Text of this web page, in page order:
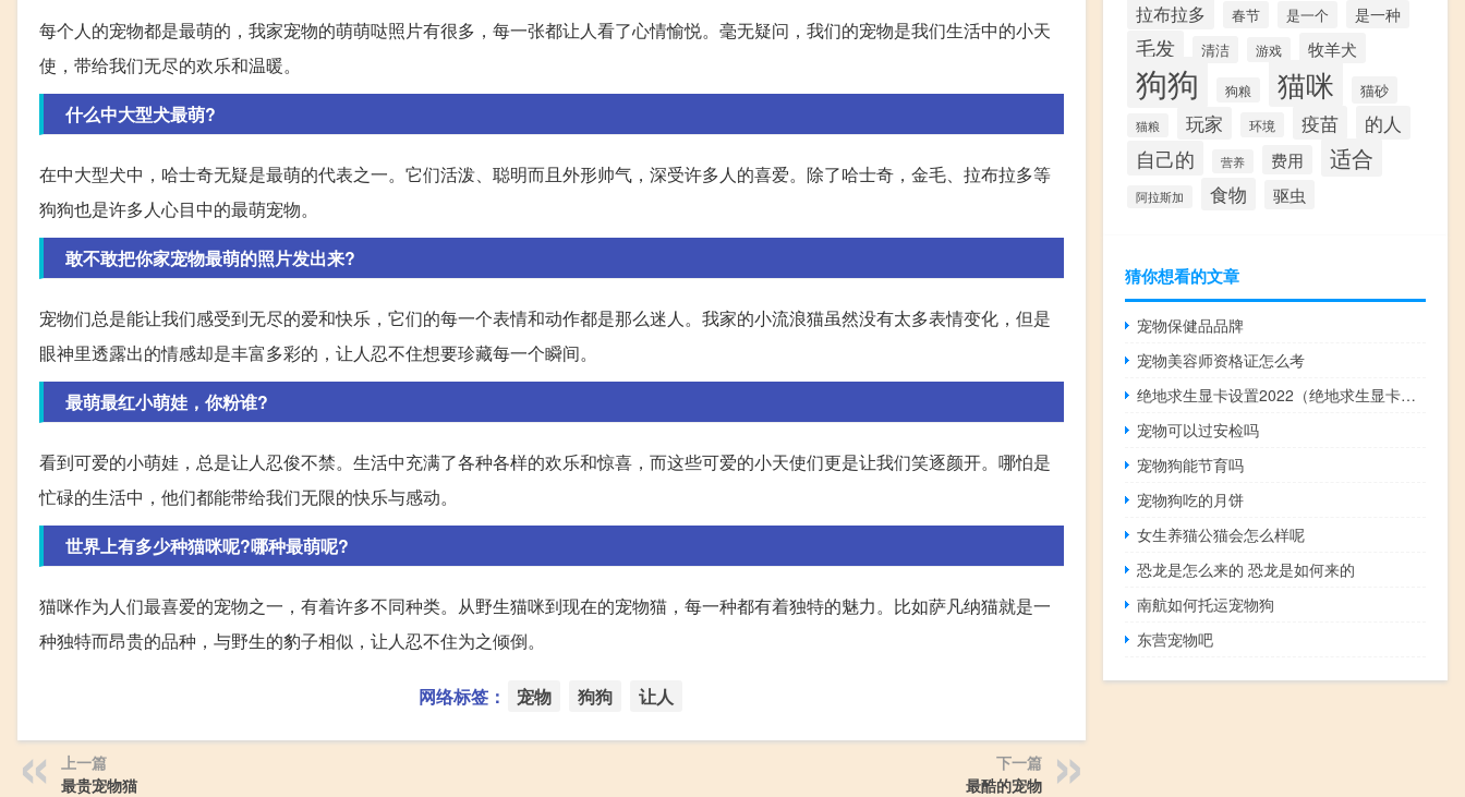
每个人的宠物都是最萌的，我家宠物的萌萌哒照片有很多，每一张都让人看了心情愉悦。毫无疑问，我们的宠物是我们生活中的小天
使，带给我们无尽的欢乐和温暖。
什么中大型犬最萌?
在中大型犬中，哈士奇无疑是最萌的代表之一。它们活泼、聪明而且外形帅气，深受许多人的喜爱。除了哈士奇，金毛、拉布拉多等
狗狗也是许多人心目中的最萌宠物。
敢不敢把你家宠物最萌的照片发出来?
宠物们总是能让我们感受到无尽的爱和快乐，它们的每一个表情和动作都是那么迷人。我家的小流浪猫虽然没有太多表情变化，但是
眼神里透露出的情感却是丰富多彩的，让人忍不住想要珍藏每一个瞬间。
最萌最红小萌娃，你粉谁?
看到可爱的小萌娃，总是让人忍俊不禁。生活中充满了各种各样的欢乐和惊喜，而这些可爱的小天使们更是让我们笑逐颜开。哪怕是
忙碌的生活中，他们都能带给我们无限的快乐与感动。
世界上有多少种猫咪呢?哪种最萌呢?
猫咪作为人们最喜爱的宠物之一，有着许多不同种类。从野生猫咪到现在的宠物猫，每一种都有着独特的魅力。比如萨凡纳猫就是一
种独特而昂贵的品种，与野生的豹子相似，让人忍不住为之倾倒。
网络标签： 宠物 狗狗 让人
上一篇
最贵宠物猫
下一篇
最酷的宠物
拉布拉多 春节 是一个 是一种
毛发 清洁 游戏 牧羊犬
狗狗 狗粮 猫咪 猫砂
猫粮 玩家 环境 疫苗 的人
自己的 营养 费用 适合
阿拉斯加 食物 驱虫
猜你想看的文章
宠物保健品品牌
宠物美容师资格证怎么考
绝地求生显卡设置2022（绝地求生显卡设置）
宠物可以过安检吗
宠物狗能节育吗
宠物狗吃的月饼
女生养猫公猫会怎么样呢
恐龙是怎么来的 恐龙是如何来的
南航如何托运宠物狗
东营宠物吧